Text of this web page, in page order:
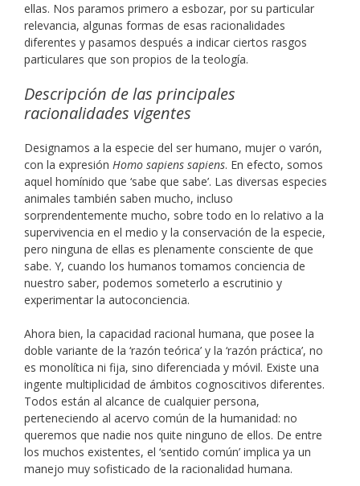
ellas. Nos paramos primero a esbozar, por su particular
relevancia, algunas formas de esas racionalidades
diferentes y pasamos después a indicar ciertos rasgos
particulares que son propios de la teología.
Descripción de las principales
racionalidades vigentes
Designamos a la especie del ser humano, mujer o varón,
con la expresión Homo sapiens sapiens. En efecto, somos
aquel homínido que ‘sabe que sabe’. Las diversas especies
animales también saben mucho, incluso
sorprendentemente mucho, sobre todo en lo relativo a la
supervivencia en el medio y la conservación de la especie,
pero ninguna de ellas es plenamente consciente de que
sabe. Y, cuando los humanos tomamos conciencia de
nuestro saber, podemos someterlo a escrutinio y
experimentar la autoconciencia.
Ahora bien, la capacidad racional humana, que posee la
doble variante de la ‘razón teórica’ y la ‘razón práctica’, no
es monolítica ni fija, sino diferenciada y móvil. Existe una
ingente multiplicidad de ámbitos cognoscitivos diferentes.
Todos están al alcance de cualquier persona,
perteneciendo al acervo común de la humanidad: no
queremos que nadie nos quite ninguno de ellos. De entre
los muchos existentes, el ‘sentido común’ implica ya un
manejo muy sofisticado de la racionalidad humana.